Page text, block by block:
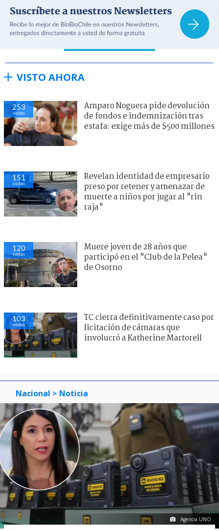
VISTO AHORA
253
visitas
Amparo Noguera pide devolución
de fondos e indemnización tras
estafa: exige más de $500 millones
151
visitas
Revelan identidad de empresario
preso por retener y amenazar de
muerte a niños por jugar al "rin
raja"
120
visitas
Muere joven de 28 años que
participó en el "Club de la Pelea"
de Osorno
103
visitas
TC cierra definitivamente caso por
licitación de cámaras que
involucró a Katherine Martorell
Nacional > Noticia
Agencia UNO